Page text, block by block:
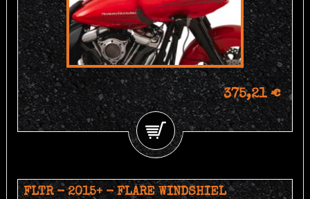
375,21 €
FLTR - 2015+ - FLARE WINDSHIEL